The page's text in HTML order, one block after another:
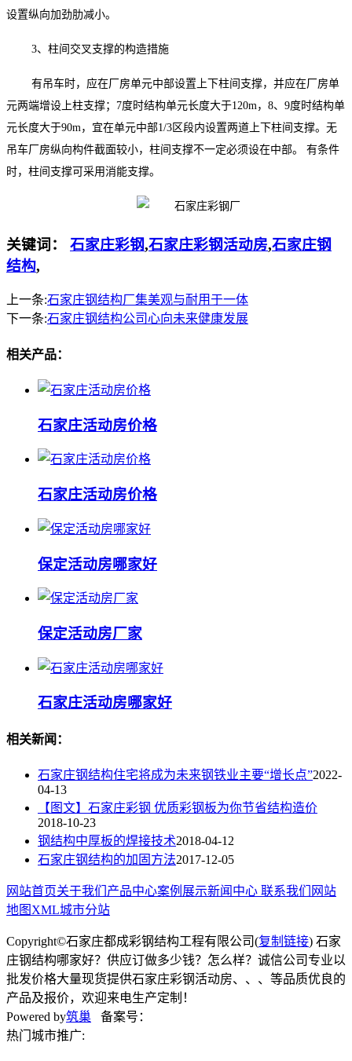
设置纵向加劲肋减小。
3、柱间交叉支撑的构造措施
有吊车时，应在厂房单元中部设置上下柱间支撑，并应在厂房单
元两端增设上柱支撑；7度时结构单元长度大于120m，8、9度时结构单
元长度大于90m，宜在单元中部1/3区段内设置两道上下柱间支撑。无
吊车厂房纵向构件截面较小，柱间支撑不一定必须设在中部。 有条件
时，柱间支撑可采用消能支撑。
关键词： 石家庄彩钢,石家庄彩钢活动房,石家庄钢
结构,
上一条:石家庄钢结构厂集美观与耐用于一体
下一条:石家庄钢结构公司心向未来健康发展
相关产品：
石家庄活动房价格
石家庄活动房价格
保定活动房哪家好
保定活动房厂家
石家庄活动房哪家好
相关新闻：
石家庄钢结构住宅将成为未来钢铁业主要“增长点”2022-
04-13
【图文】石家庄彩钢 优质彩钢板为你节省结构造价
2018-10-23
钢结构中厚板的焊接技术2018-04-12
石家庄钢结构的加固方法2017-12-05
网站首页关于我们 产品中心案例展示新闻中心 联系我们 网站
地图 XML城市分站
Copyright©石家庄都成彩钢结构工程有限公司(复制链接) 石家
庄钢结构哪家好？供应订做多少钱？怎么样？诚信公司专业以
批发价格大量现货提供石家庄彩钢活动房、、、等品质优良的
产品及报价，欢迎来电生产定制！
Powered by筑巢 备案号：
热门城市推广: